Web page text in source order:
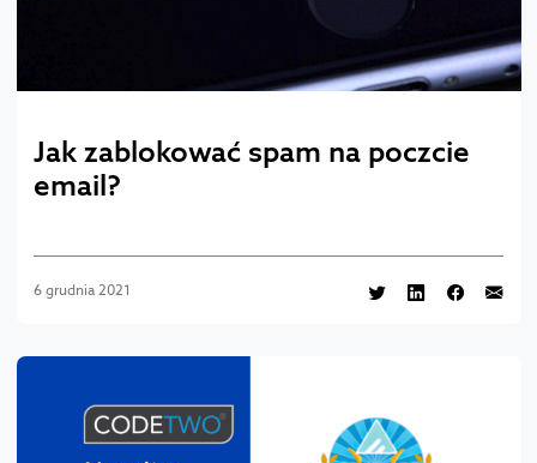
Jak zablokować spam na poczcie
email?
6 grudnia 2021